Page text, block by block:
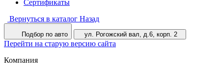
Сертификаты
Вернуться в каталог Назад
Подбор по авто ул. Рогожский вал, д.6, корп. 2
Перейти на старую версию сайта
Компания